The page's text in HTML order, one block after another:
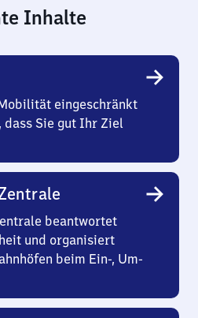
Inhalte
eingeschränkt
dass Sie gut Ihr Ziel
beantwortet
und organisiert
beim Ein-, Um-